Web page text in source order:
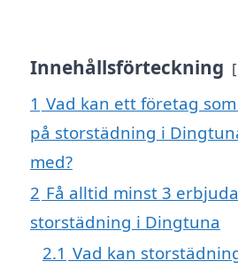
Innehållsförteckning
1 Vad kan ett företag
på storstädning i
med?
2 Få alltid minst 3
storstädning i Dingtuna
2.1 Vad kan